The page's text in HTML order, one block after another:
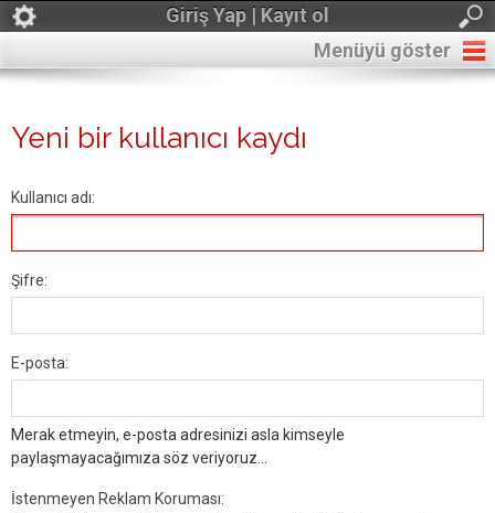
Giriş Yap | Kayıt ol
Menüyü göster
Yeni bir kullanıcı kaydı
Kullanıcı adı:
Şifre:
E-posta:
Merak etmeyin, e-posta adresinizi asla kimseyle
paylaşmayacağımıza söz veriyoruz...
İstenmeyen Reklam Koruması: